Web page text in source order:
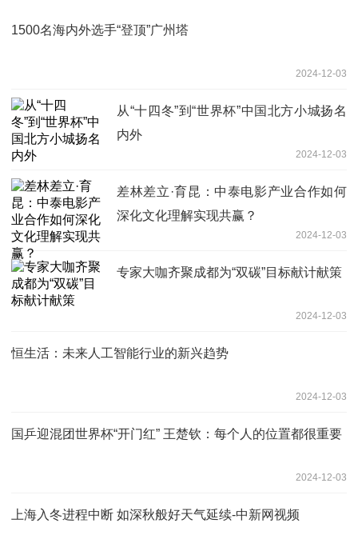
1500名海内外选手“登顶”广州塔
2024-12-03
从“十四冬”到“世界杯”中国北方小城扬名
内外
2024-12-03
差林差立·育昆：中泰电影产业合作如何
深化文化理解实现共赢？
2024-12-03
专家大咖齐聚成都为“双碳”目标献计献策
2024-12-03
恒生活：未来人工智能行业的新兴趋势
2024-12-03
国乒迎混团世界杯“开门红” 王楚钦：每个人的位置都很重要
2024-12-03
上海入冬进程中断 如深秋般好天气延续-中新网视频